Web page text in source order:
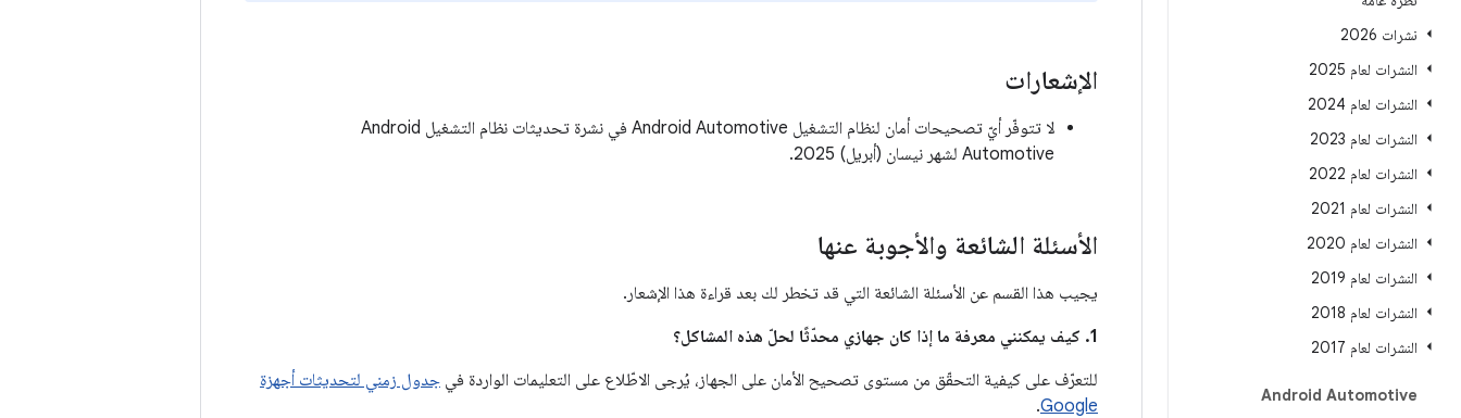
نشرات 2026
النشرات لعام 2025
النشرات لعام 2024
النشرات لعام 2023
النشرات لعام 2022
النشرات لعام 2021
النشرات لعام 2020
النشرات لعام 2019
النشرات لعام 2018
النشرات لعام 2017
Android Automotive
الإشعارات
لا تتوفّر أيّ تصحيحات أمان لنظام التشغيل Android Automotive في نشرة تحديثات نظام التشغيل Android
Automotive لشهر نيسان (أبريل) 2025.
الأسئلة الشائعة والأجوبة عنها
يجيب هذا القسم عن الأسئلة الشائعة التي قد تخطر لك بعد قراءة هذا الإشعار.
1. كيف يمكنني معرفة ما إذا كان جهازي محدّثًا لحلّ هذه المشاكل؟
للتعرّف على كيفية التحقّق من مستوى تصحيح الأمان على الجهاز، يُرجى الاطّلاع على التعليمات الواردة في جدول زمني لتحديثات أجهزة
Google
.